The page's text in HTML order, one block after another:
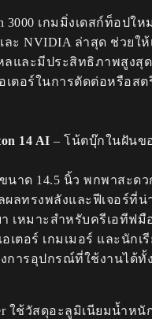
3000 เกมมิ่งเดสก์ท็อปใ
ละ NVIDIA ล่าสุด ช่วยให้
ลและมีประสิทธิภาพสูงสุด
เตอร์ในการตัดต่อหรือสต
14 AI – โน้ตบุ๊กในฝันข
นาด 14.5 นิ้ว พกพาสะด
ลทรงพลังและฟีเจอร์ที่น่
เหมาะสำหรับครีเอทีฟมื
เตอร์ เกมเมอร์ และนักเ
การอุปกรณ์ที่ใช้งานได้ทั้
ใช้วัสดุอะลูมิเนียมน้ำหนั